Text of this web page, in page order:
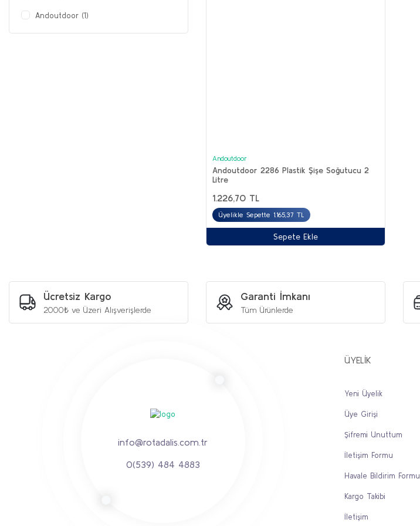
Andoutdoor (1)
Andoutdoor
Andoutdoor 2286 Plastik Şişe Soğutucu 2
Litre
1.226,70 TL
Üyelikle Sepette 1.165,37 TL
Sepete Ekle
Ücretsiz Kargo
2000₺ ve Üzeri Alışverişlerde
Garanti İmkanı
Tüm Ürünlerde
info@rotadalis.com.tr
0(539) 484 4883
ÜYELİK
Yeni Üyelik
Üye Girişi
Şifremi Unuttum
İletişim Formu
Havale Bildirim Formu
Kargo Takibi
İletişim